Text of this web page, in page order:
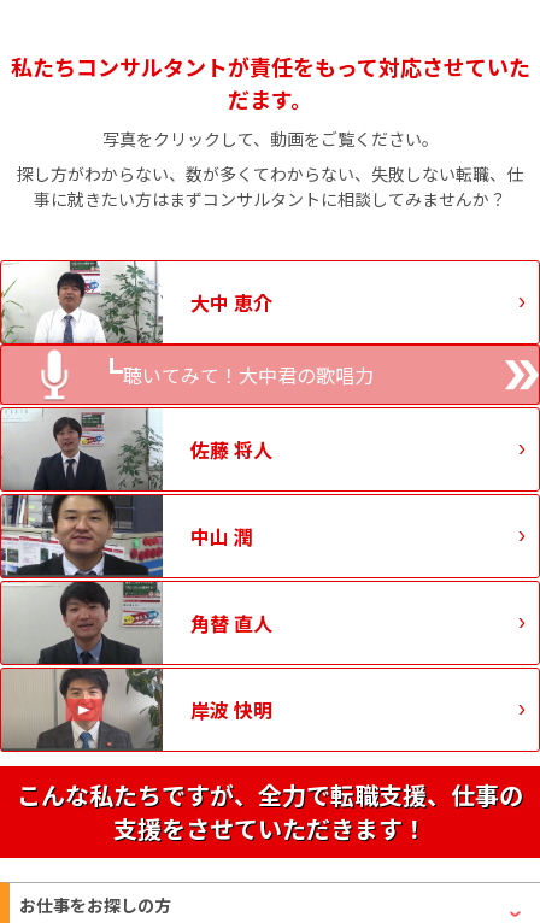
私たちコンサルタントが責任をもって対応させていた
だます。
写真をクリックして、動画をご覧ください。
探し方がわからない、数が多くてわからない、失敗しない転職、仕
事に就きたい方はまずコンサルタントに相談してみませんか？
大中 恵介
聴いてみて！大中君の歌唱力
佐藤 将人
中山 潤
角替 直人
岸波 快明
こんな私たちですが、全力で転職支援、仕事の
支援をさせていただきます！
お仕事をお探しの方